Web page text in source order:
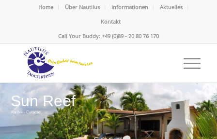
Home Über Nautilus Informationen
Aktuelles
Kontakt
Call Your Buddy: +49 (0)89 - 20 80 76 170
Sun Reef
Karibik - Curacao